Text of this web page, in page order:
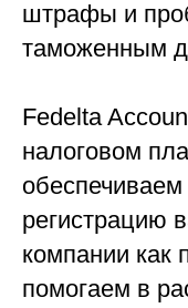
штрафы и
таможенным
Fedelta
налоговом
регистрацию
компании как
помогаем в